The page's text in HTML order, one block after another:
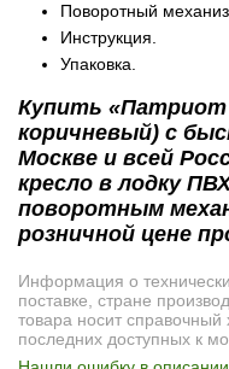
Поворотный
Инструкция.
Упаковка.
Купить «Патриот
коричневый) с
Москве и всей
кресло в лодку
поворотным
розничной цене
Информация о
поставке, стране
товара носит справочный
последних доступных к